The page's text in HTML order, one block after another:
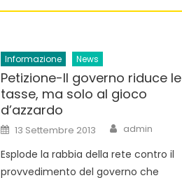
Informazione News
Petizione-Il governo riduce le
tasse, ma solo al gioco
d’azzardo
Posted
on
13 Settembre 2013 Author
admin
Esplode la rabbia della rete contro il
provvedimento del governo che